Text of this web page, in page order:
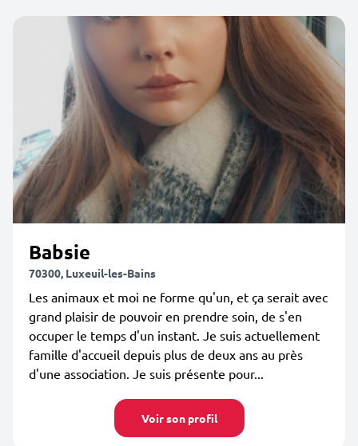
Babsie
70300, Luxeuil-les-Bains
Les animaux et moi ne forme qu'un, et ça serait avec
grand plaisir de pouvoir en prendre soin, de s'en
occuper le temps d'un instant. Je suis actuellement
famille d'accueil depuis plus de deux ans au près
d'une association. Je suis présente pour...
Voir son profil